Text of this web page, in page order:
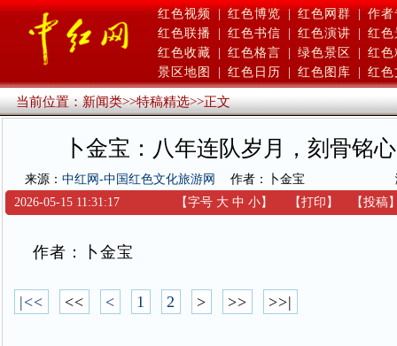
红色视频 | 红色博览 | 红色网群 | 作者
红色联播
红色书信 红色演讲
红色
红色收藏
红色格言 绿色景区
红色
景区地图
红色日历 红色图库 红色
当前位置：新闻类>>特稿精选>>正文
卜金宝：八年连队岁月，刻骨铭
来源： 中红网-中国红色文化旅游网 作者：卜金宝
2026-05-15 11:31:17
【字号 大 中 小】 【打印 】 【投稿
作者：卜金宝
|<< << < 1 2 > >> >>|